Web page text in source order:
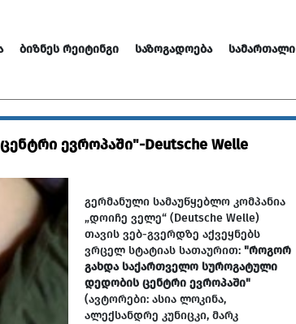
ᲑᲘᲖᲜᲔᲡ ᲠᲔᲘᲢᲘᲜᲒᲘ ᲡᲐᲖᲝᲒᲐᲓᲝᲔᲑᲐ ᲡᲐᲛᲐᲠᲗᲐᲚᲘ
ევროპაში"-Deutsche Welle
გერმანული სამაუწყებლო კომპანია
„დოიჩე ველე“ (Deutsche Welle)
თავის ვებ-გვერდზე აქვეყნებს
ვრცელ სტატიას სათაურით: "როგორ
გახდა საქართველო სუროგატული
დედობის ცენტრი ევროპაში"
(ავტორები: ასია ლოკინა,
ალექსანდრე კუნიცკი, მარკ